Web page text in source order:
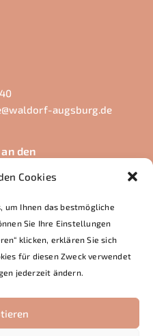
Cookies
um Ihnen das bestmögliche
Sie Ihre Einstellungen
klicken, erklären Sie sich
für diesen Zweck verwendet
jederzeit ändern.
augsburg.de
den
augsburg.de
und